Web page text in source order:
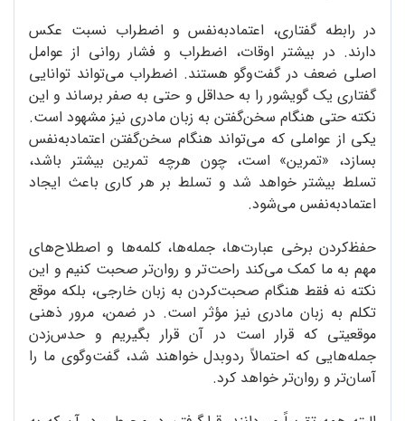
در رابطه گفتاری، اعتمادبه‌نفس و اضطراب نسبت عکس
دارند. در بیشتر اوقات، اضطراب و فشار روانی از عوامل
اصلی ضعف در گفت‌وگو هستند. اضطراب می‌تواند توانایی
گفتاری یک گویشور را به حداقل و حتی به صفر برساند و این
نکته حتی هنگام سخن‌گفتن به زبان مادری نیز مشهود است.
یکی از عواملی که می‌تواند هنگام سخن‌گفتن اعتمادبه‌نفس
بسازد، «تمرین» است، چون هرچه تمرین بیشتر باشد،
تسلط بیشتر خواهد شد و تسلط بر هر کاری باعث ایجاد
اعتمادبه‌نفس می‌شود.
حفظ‌کردن برخی عبارت‌ها، جمله‌ها، کلمه‌ها و اصطلاح‌های
مهم به ما کمک می‌کند راحت‌تر و روان‌تر صحبت کنیم و این
نکته نه فقط هنگام صحبت‌کردن به زبان خارجی، بلکه موقع
تکلم به زبان مادری نیز مؤثر است. در ضمن، مرور ذهنی
موقعیتی که قرار است در آن قرار بگیریم و حدس‌زدن
جمله‌هایی که احتمالاً ردوبدل خواهند شد، گفت‌و‌گوی ما را
آسان‌تر و روان‌تر خواهد کرد.